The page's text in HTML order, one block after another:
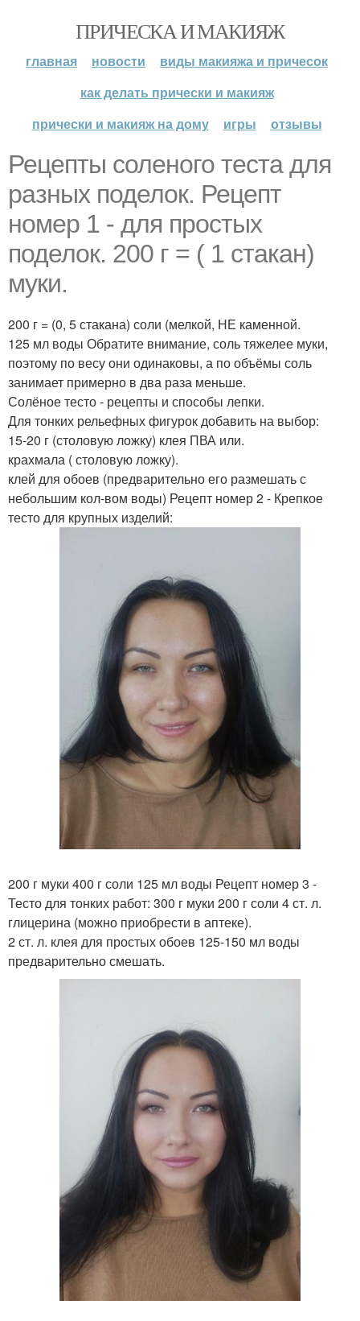
ПРИЧЕСКА И МАКИЯЖ
главная новости
виды макияжа и причесок
как делать прически и макияж
прически и макияж на дому
игры отзывы
Рецепты соленого теста для
разных поделок. Рецепт
номер 1 - для простых
поделок. 200 г = ( 1 стакан)
муки.
200 г = (0, 5 стакана) соли (мелкой, НЕ каменной.
125 мл воды Обратите внимание, соль тяжелее муки,
поэтому по весу они одинаковы, а по объёмы соль
занимает примерно в два раза меньше.
Солёное тесто - рецепты и способы лепки.
Для тонких рельефных фигурок добавить на выбор:
15-20 г (столовую ложку) клея ПВА или.
крахмала ( столовую ложку).
клей для обоев (предварительно его размешать с
небольшим кол-вом воды) Рецепт номер 2 - Крепкое
тесто для крупных изделий:
200 г муки 400 г соли 125 мл воды Рецепт номер 3 -
Тесто для тонких работ: 300 г муки 200 г соли 4 ст. л.
глицерина (можно приобрести в аптеке).
2 ст. л. клея для простых обоев 125-150 мл воды
предварительно смешать.